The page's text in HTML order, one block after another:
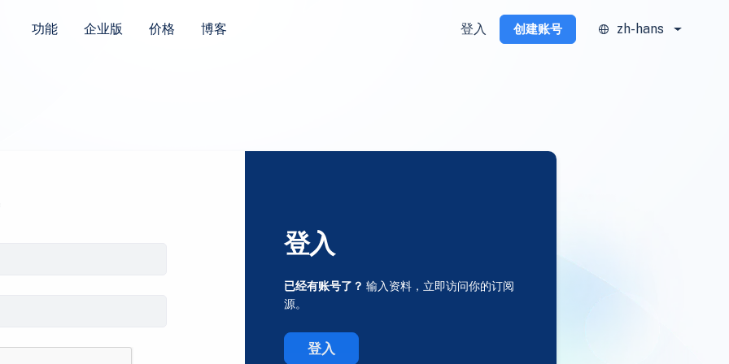
功能 企业版 价格 博客 登入 创建账号 zh-hans
登入
已经有账号了？ 输入资料，立即访问你的订阅
源。
登入